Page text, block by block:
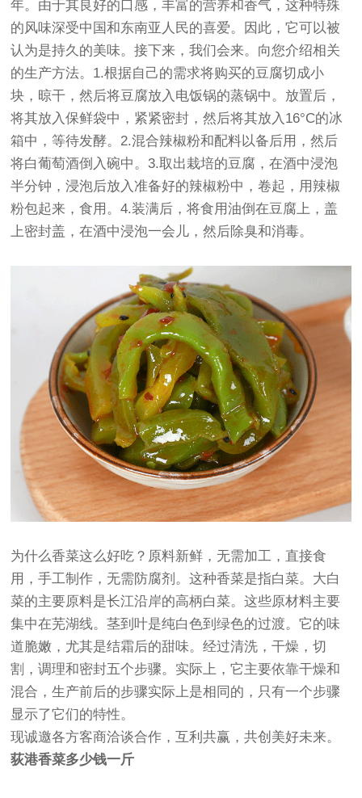
年。由于其良好的口感，丰富的营养和香气，这种特殊
的风味深受中国和东南亚人民的喜爱。因此，它可以被
认为是持久的美味。接下来，我们会来。向您介绍相关
的生产方法。1.根据自己的需求将购买的豆腐切成小
块，晾干，然后将豆腐放入电饭锅的蒸锅中。放置后，
将其放入保鲜袋中，紧紧密封，然后将其放入16°C的冰
箱中，等待发酵。2.混合辣椒粉和配料以备后用，然后
将白葡萄酒倒入碗中。3.取出栽培的豆腐，在酒中浸泡
半分钟，浸泡后放入准备好的辣椒粉中，卷起，用辣椒
粉包起来，食用。4.装满后，将食用油倒在豆腐上，盖
上密封盖，在酒中浸泡一会儿，然后除臭和消毒。
为什么香菜这么好吃？原料新鲜，无需加工，直接食
用，手工制作，无需防腐剂。这种香菜是指白菜。大白
菜的主要原料是长江沿岸的高柄白菜。这些原材料主要
集中在芜湖线。茎到叶是纯白色到绿色的过渡。它的味
道脆嫩，尤其是结霜后的甜味。经过清洗，干燥，切
割，调理和密封五个步骤。实际上，它主要依靠干燥和
混合，生产前后的步骤实际上是相同的，只有一个步骤
显示了它们的特性。
现诚邀各方客商洽谈合作，互利共赢，共创美好未来。
荻港香菜多少钱一斤